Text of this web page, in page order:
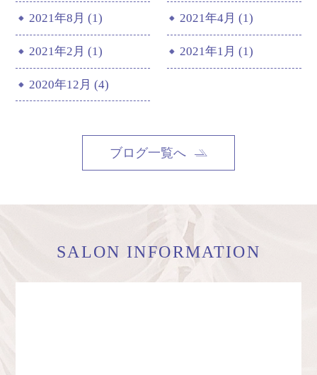
2021年8月 (1) 2021年4月 (1)
2021年2月 (1) 2021年1月 (1)
2020年12月 (4)
ブログ一覧へ
SALON INFORMATION